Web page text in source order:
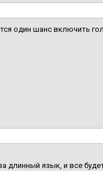
один шанс включить
длинный язык, и все